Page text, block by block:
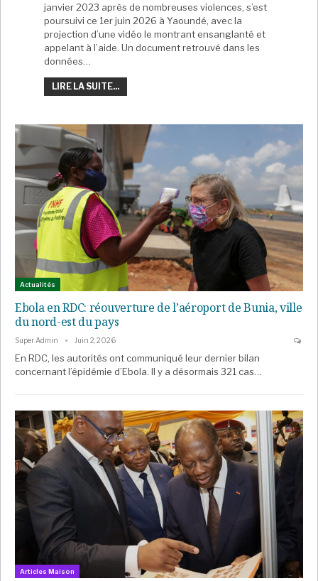
janvier 2023 après de nombreuses violences, s’est
poursuivi ce 1er juin 2026 à Yaoundé, avec la
projection d’une vidéo le montrant ensanglanté et
appelant à l’aide. Un document retrouvé dans les
données…
LIRE LA SUITE...
Actualités
Ebola en RDC: réouverture de l’aéroport de Bunia, ville
du nord-est du pays
Super Admin Juin 2, 2026
En RDC, les autorités ont communiqué leur dernier bilan
concernant l’épidémie d’Ebola. Il y a désormais 321 cas…
Articles Maison